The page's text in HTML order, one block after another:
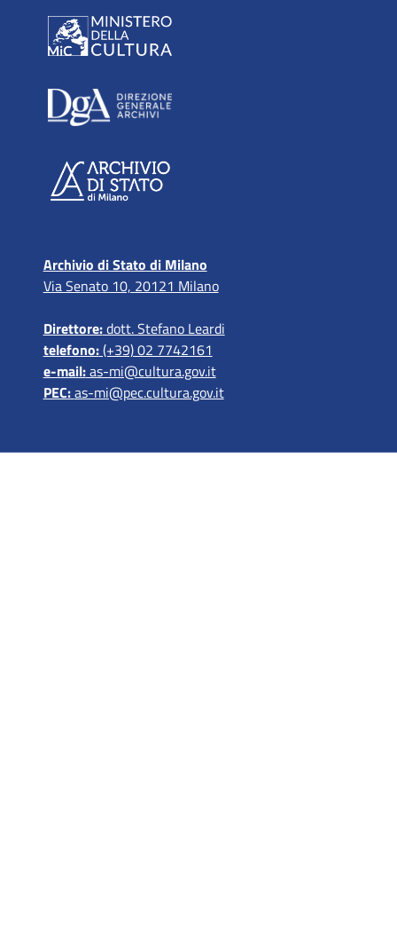
Archivio di Stato di Milano
Via Senato 10, 20121 Milano
Direttore:dott. Stefano Leardi
telefono:(+39) 02 7742161
e-mail:as-mi@cultura.gov.it
PEC:as-mi@pec.cultura.gov.it